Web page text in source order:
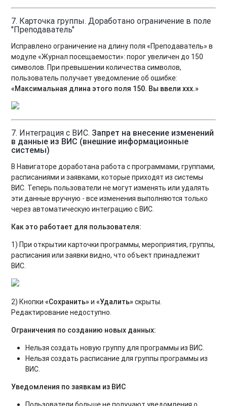
7. Карточка группы. Доработано ограничение в поле
"Преподаватель"
Исправлено ограничение на длину поля «Преподаватель» в
модуле «Журнал посещаемости»: порог увеличен до 150
символов. При превышении количества символов,
пользователь получает уведомление об ошибке:
«Максимальная длина этого поля 150. Вы ввелиxxx.»
7. Интеграция с ВИС. Запрет на внесение изменений
в данные из ВИС (внешние информационные
системы)
В Навигаторе доработана работа с программами, группами,
расписаниями и заявками, которые приходят из системы
ВИС. Теперь пользователи не могут изменять или удалять
эти данные вручную - все изменения выполняются только
через автоматическую интеграцию с ВИС.
Как это работает для пользователя:
1) При открытии карточки программы, мероприятия, группы,
расписания или заявки видно, что объект принадлежит
ВИС.
2) Кнопки«Сохранить» и«Удалить» скрыты.
Редактирование недоступно.
Ограничения по созданию новых данных:
Нельзя создать новую группу для программы из ВИС.
Нельзя создать расписание для группы программы из
ВИС.
Уведомления по заявкам из ВИС